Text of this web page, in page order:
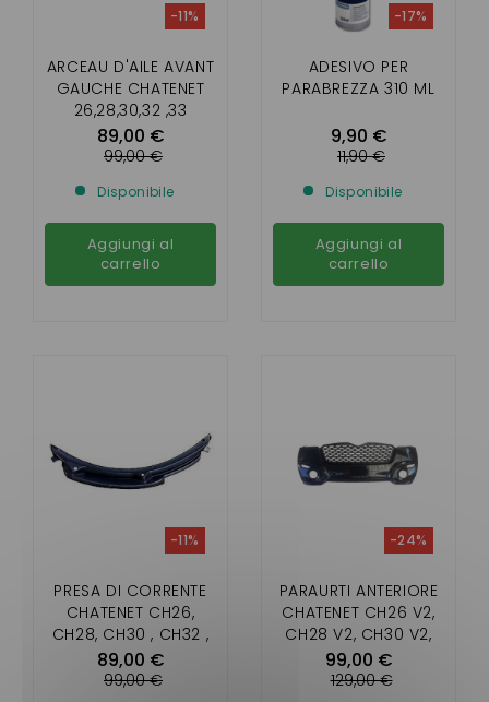
ARCEAU D'AILE AVANT
GAUCHE CHATENET
26,28,30,32 ,33
PICKUP , SPORTEEVO
89,00 €
-11%
99,00 €
Disponibile
Aggiungi al
carrello
ADESIVO PER
PARABREZZA 310 ML
9,90 €
-17%
11,90 €
Disponibile
Aggiungi al
carrello
PRESA DI CORRENTE
CHATENET CH26,
CH28, CH30 , CH32 ,
PICKUP, SPORTEEVO
89,00 €
-11%
99,00 €
PARAURTI ANTERIORE
CHATENET CH26 V2,
CH28 V2, CH30 V2,
CH30 V2, PICKUP V2,
SPORTEEVO V2
99,00 €
-24%
129,00 €